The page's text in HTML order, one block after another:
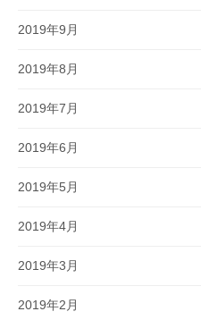
2019年9月
2019年8月
2019年7月
2019年6月
2019年5月
2019年4月
2019年3月
2019年2月